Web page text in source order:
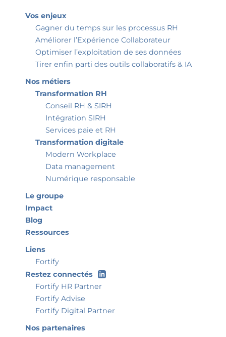
Vos enjeux
Gagner du temps sur les processus RH
Améliorer l’Expérience Collaborateur
Optimiser l’exploitation de ses données
Tirer enfin parti des outils collaboratifs & IA
Nos métiers
Transformation RH
Conseil RH & SIRH
Intégration SIRH
Services paie et RH
Transformation digitale
Modern Workplace
Data management
Numérique responsable
Le groupe
Impact
Blog
Ressources
Liens
Fortify
Restez connectés
Fortify HR Partner
Fortify Advise
Fortify Digital Partner
Nos partenaires